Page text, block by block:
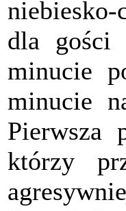
dla gości
minucie
minucie
Pierwsza
którzy